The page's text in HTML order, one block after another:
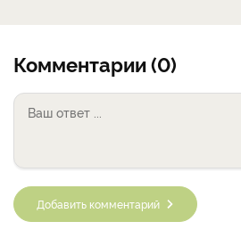
Комментарии (0)
Добавить комментарий